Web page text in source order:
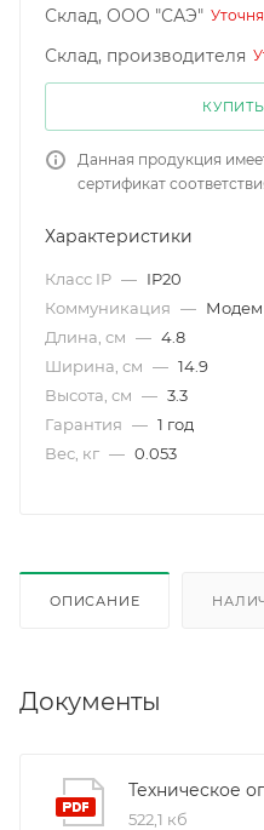
Склад, ООО "САЭ"
Склад, производителя
Данная продукция
сертификат
Характеристики
Класс IP — IP20
Коммуникация — Модем
Длина, см — 4.8
Ширина, см — 14.9
Высота, см — 3.3
Гарантия — 1 год
Вес, кг — 0.053
ОПИСАНИЕ
Документы
Техническое
522,1 кб